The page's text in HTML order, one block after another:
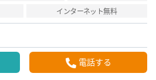
インターネット無料
電話する